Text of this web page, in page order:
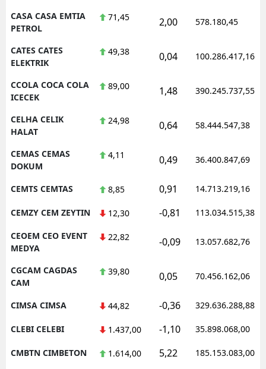
CASA CASA EMTIA
PETROL
71,45 2,00 578.180,45
CATES CATES
ELEKTRIK
49,38 0,04 100.286.417,16
CCOLA COCA COLA
ICECEK
89,00 1,48 390.245.737,55
CELHA CELIK
HALAT
24,98 0,64 58.444.547,38
CEMAS CEMAS
DOKUM
4,11 0,49 36.400.847,69
CEMTS CEMTAS 8,85 0,91 14.713.219,16
CEMZY CEM ZEYTIN 12,30 -0,81 113.034.515,38
CEOEM CEO EVENT
MEDYA
22,82 -0,09 13.057.682,76
CGCAM CAGDAS
CAM
39,80 0,05 70.456.162,06
CIMSA CIMSA 44,82 -0,36 329.636.288,88
CLEBI CELEBI 1.437,00 -1,10 35.898.068,00
CMBTN CIMBETON 1.614,00 5,22 185.153.083,00